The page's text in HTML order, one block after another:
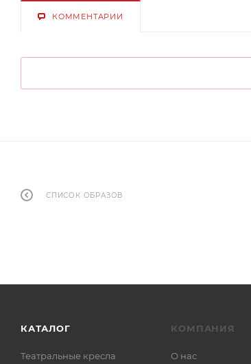
КОММЕНТАРИИ
СПИСОК ОБРАЗОВ
КАТАЛОГ
Театральные кресла
КОМПАНИЯ
О нас